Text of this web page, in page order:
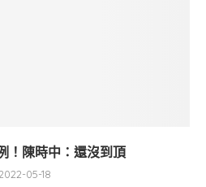
！陳時中：還沒到頂
05-18